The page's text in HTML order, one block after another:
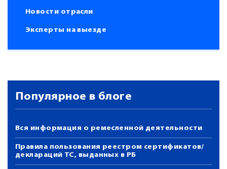
Новости отрасли
Эксперты на выезде
Популярное в блоге
Вся информация о ремесленной деятельности
Правила пользования реестром сертификатов/
деклараций ТС, выданных в РБ